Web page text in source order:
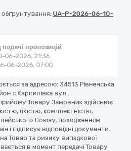
обґрунтування: UA-P-2026-06-10-
подачі пропозицій
06-2026, 21:36
06-2026, 07:00
за адресою: 34513 Рівненська
с.Карпилівка вул..
Товару Замовник здійснює
якістю, комплектністю,
Союзу, походженням
і підписує відповідні документи.
Товар та ризику випадкової
в момент передачі Товару